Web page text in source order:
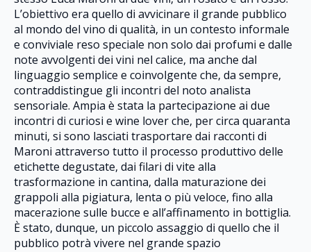
L’obiettivo era quello di avvicinare il grande pubblico
al mondo del vino di qualità, in un contesto informale
e conviviale reso speciale non solo dai profumi e dalle
note avvolgenti dei vini nel calice, ma anche dal
linguaggio semplice e coinvolgente che, da sempre,
contraddistingue gli incontri del noto analista
sensoriale. Ampia è stata la partecipazione ai due
incontri di curiosi e wine lover che, per circa quaranta
minuti, si sono lasciati trasportare dai racconti di
Maroni attraverso tutto il processo produttivo delle
etichette degustate, dai filari di vite alla
trasformazione in cantina, dalla maturazione dei
grappoli alla pigiatura, lenta o più veloce, fino alla
macerazione sulle bucce e all’affinamento in bottiglia.
È stato, dunque, un piccolo assaggio di quello che il
pubblico potrà vivere nel grande spazio